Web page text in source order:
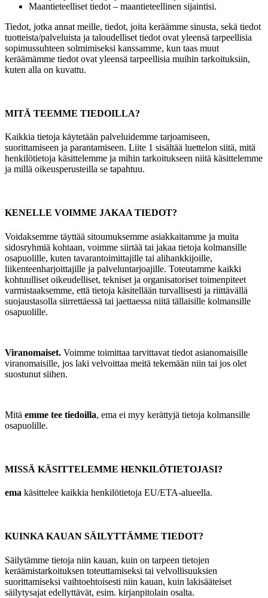
Maantieteelliset tiedot – maantieteellinen sijaintisi.
Tiedot, jotka annat meille, tiedot, joita keräämme sinusta, sekä tiedot
tuotteista/palveluista ja taloudelliset tiedot ovat yleensä tarpeellisia
sopimussuhteen solmimiseksi kanssamme, kun taas muut
keräämämme tiedot ovat yleensä tarpeellisia muihin tarkoituksiin,
kuten alla on kuvattu.
MITÄ TEEMME TIEDOILLA?
Kaikkia tietoja käytetään palveluidemme tarjoamiseen,
suorittamiseen ja parantamiseen. Liite 1 sisältää luettelon siitä, mitä
henkilötietoja käsittelemme ja mihin tarkoitukseen niitä käsittelemme
ja millä oikeusperusteilla se tapahtuu.
KENELLE VOIMME JAKAA TIEDOT?
Voidaksemme täyttää sitoumuksemme asiakkaitamme ja muita
sidosryhmiä kohtaan, voimme siirtää tai jakaa tietoja kolmansille
osapuolille, kuten tavarantoimittajille tai alihankkijoille,
liikenteenharjoittajille ja palveluntarjoajille. Toteutamme kaikki
kohtuulliset oikeudelliset, tekniset ja organisatoriset toimenpiteet
varmistaaksemme, että tietoja käsitellään turvallisesti ja riittävällä
suojaustasolla siirrettäessä tai jaettaessa niitä tällaisille kolmansille
osapuolille.
Viranomaiset. Voimme toimittaa tarvittavat tiedot asianomaisille
viranomaisille, jos laki velvoittaa meitä tekemään niin tai jos olet
suostunut siihen.
Mitä emme tee tiedoilla, ema ei myy kerättyjä tietoja kolmansille
osapuolille.
MISSÄ KÄSITTELEMME HENKILÖTIETOJASI?
ema käsittelee kaikkia henkilötietoja EU/ETA-alueella.
KUINKA KAUAN SÄILYTTÄMME TIEDOT?
Säilytämme tietoja niin kauan, kuin on tarpeen tietojen
keräämistarkoituksen toteuttamiseksi tai velvollisuuksien
suorittamiseksi vaihtoehtoisesti niin kauan, kuin lakisääteiset
säilytysajat edellyttävät, esim. kirjanpitolain osalta.